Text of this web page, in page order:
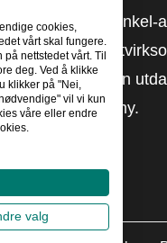
Thuiswinkel-
vår egen
Academy.
cookies,
vårt skal fungere.
nettstedet vårt. Til
deg. Ved å klikke
klikker på "Nei,
vil vi kun
våre eller endre
valg